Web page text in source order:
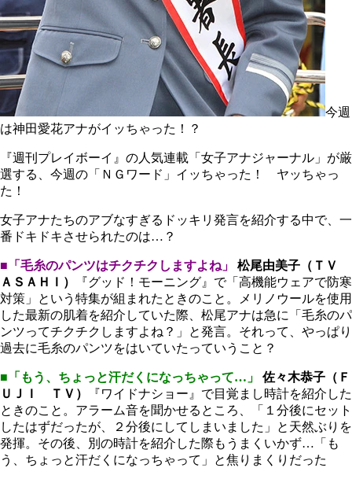
今週
は神田愛花アナがイッちゃった！？
『週刊プレイボーイ』の人気連載「女子アナジャーナル」が厳
選する、今週の「ＮＧワード」イッちゃった！ ヤッちゃっ
た！
女子アナたちのアブなすぎるドッキリ発言を紹介する中で、一
番ドキドキさせられたのは…？
■「毛糸のパンツはチクチクしますよね」
松尾由美子（ＴＶ
ＡＳＡＨＩ）
『グッド！モーニング』で「高機能ウェアで防寒
対策」という特集が組まれたときのこと。メリノウールを使用
した最新の肌着を紹介していた際、松尾アナは急に「毛糸のパ
ンツってチクチクしますよね？」と発言。それって、やっぱり
過去に毛糸のパンツをはいていたっていうこと？
■「もう、ちょっと汗だくになっちゃって…」
佐々木恭子（Ｆ
ＵＪＩ ＴＶ）
『ワイドナショー』で目覚まし時計を紹介した
ときのこと。アラーム音を聞かせるところ、「１分後にセット
したはずだったが、２分後にしてしまいました」と天然ぶりを
発揮。その後、別の時計を紹介した際もうまくいかず…「も
う、ちょっと汗だくになっちゃって」と焦りまくりだった